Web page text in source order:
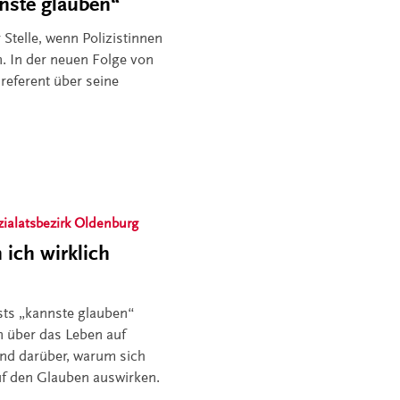
wenn Polizistinnen
In der neuen Folge von
über seine
Oldenburg
ich wirklich
„kannste glauben“
das Leben auf
darüber, warum sich
den Glauben auswirken.